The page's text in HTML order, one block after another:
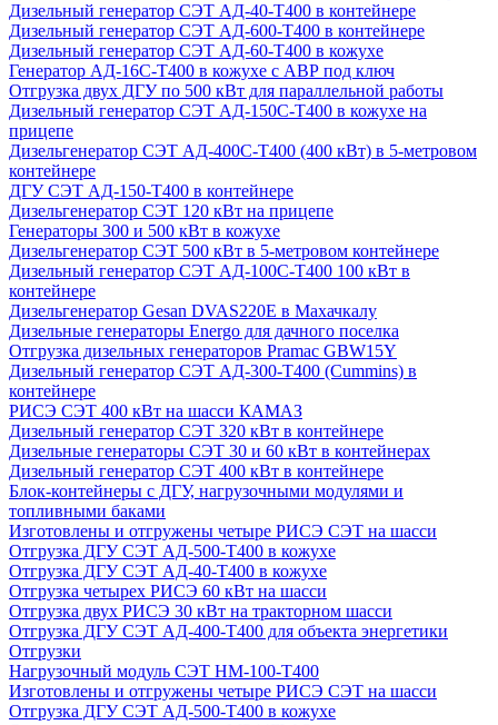
Дизельный генератор СЭТ АД-40-Т400 в контейнере
Дизельный генератор СЭТ АД-600-Т400 в контейнере
Дизельный генератор СЭТ АД-60-Т400 в кожухе
Генератор АД-16С-Т400 в кожухе с АВР под ключ
Отгрузка двух ДГУ по 500 кВт для параллельной работы
Дизельный генератор СЭТ АД-150С-Т400 в кожухе на
прицепе
Дизельгенератор СЭТ АД-400С-Т400 (400 кВт) в 5-метровом
контейнере
ДГУ СЭТ АД-150-Т400 в контейнере
Дизельгенератор СЭТ 120 кВт на прицепе
Генераторы 300 и 500 кВт в кожухе
Дизельгенератор СЭТ 500 кВт в 5-метровом контейнере
Дизельный генератор СЭТ АД-100С-Т400 100 кВт в
контейнере
Дизельгенератор Gesan DVAS220E в Махачкалу
Дизельные генераторы Energo для дачного поселка
Отгрузка дизельных генераторов Pramac GВW15Y
Дизельный генератор СЭТ АД-300-Т400 (Cummins) в
контейнере
РИСЭ СЭТ 400 кВт на шасси КАМАЗ
Дизельный генератор СЭТ 320 кВт в контейнере
Дизельные генераторы СЭТ 30 и 60 кВт в контейнерах
Дизельный генератор СЭТ 400 кВт в контейнере
Блок-контейнеры с ДГУ, нагрузочными модулями и
топливными баками
Изготовлены и отгружены четыре РИСЭ СЭТ на шасси
Отгрузка ДГУ СЭТ АД-500-Т400 в кожухе
Отгрузка ДГУ СЭТ АД-40-Т400 в кожухе
Отгрузка четырех РИСЭ 60 кВт на шасси
Отгрузка двух РИСЭ 30 кВт на тракторном шасси
Отгрузка ДГУ СЭТ АД-400-Т400 для объекта энергетики
Отгрузки
Нагрузочный модуль СЭТ НМ-100-Т400
Изготовлены и отгружены четыре РИСЭ СЭТ на шасси
Отгрузка ДГУ СЭТ АД-500-Т400 в кожухе